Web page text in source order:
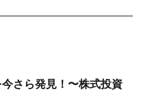
さら発見！〜株式投資